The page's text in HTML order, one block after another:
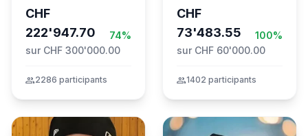
the Global
Movement to Gaza
CHF
222'947.70
74%
sur CHF 300'000.00
group2286 participants
CHF
73'483.55
100%
sur CHF 60'000.00
group1402 participants